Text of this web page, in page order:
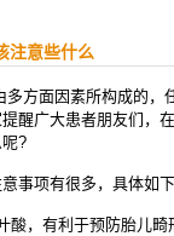
注意些什么
面因素所构成的，
醒广大患者朋友们，
?
项有很多，具体如下
，有利于预防胎儿畸